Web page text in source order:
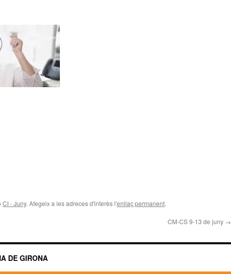
CI - Juny. Afegeix a les adreces d'interès l'enllaç permanent.
CM-CS 9-13 de juny →
DE GIRONA